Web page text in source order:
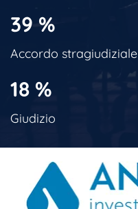
39 %
Accordo stragiudiziale
18 %
Giudizio